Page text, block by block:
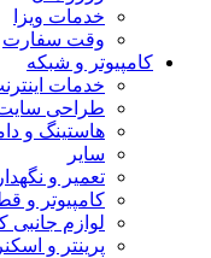
خدمات ویزا
وقت سفارت
کامپیوتر و شبکه
خدمات اینترنت
طراحی سایت
هاستینگ و دامنه
سایر
تعمیر و نگهداری
کامپیوتر و قطعات
لوازم جانبی
پرینتر و اسکنر